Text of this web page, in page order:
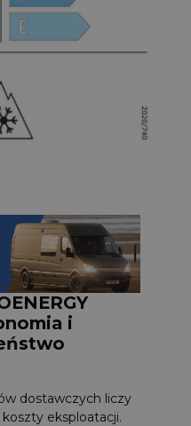
i
dostawczych liczy
eksploatacji.